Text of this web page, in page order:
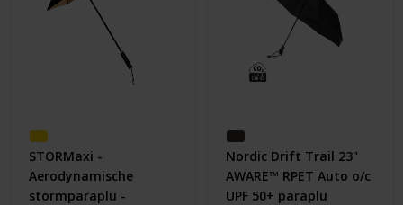
STORMaxi -
Aerodynamische
stormparaplu -
Nordic Drift Trail 23"
AWARE™ RPET Auto o/c
UPF 50+ paraplu